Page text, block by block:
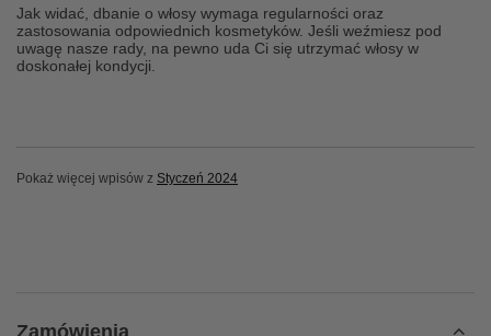
Jak widać, dbanie o włosy wymaga regularności oraz
zastosowania odpowiednich kosmetyków. Jeśli weźmiesz pod
uwagę nasze rady, na pewno uda Ci się utrzymać włosy w
doskonałej kondycji.
Pokaż więcej wpisów z Styczeń 2024
Zamówienia